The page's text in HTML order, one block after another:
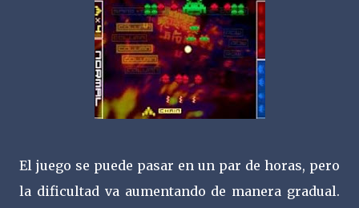
El juego se puede pasar en un par de horas, pero
la dificultad va aumentando de manera gradual.